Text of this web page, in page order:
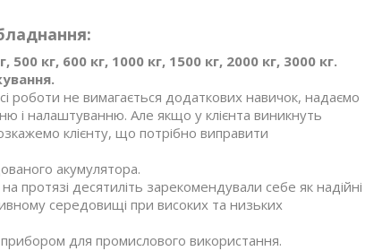
кг, 600 кг, 1000 кг, 1500 кг, 2000 кг, 3000 кг.
роботи не вимагається додаткових навичок, надаємо
і налаштуванню. Але якщо у клієнта виникнуть
клієнту, що потрібно виправити
акумулятора.
протязі десятиліть зарекомендували себе як надійні
середовищі при високих та низьких
для промислового використання.